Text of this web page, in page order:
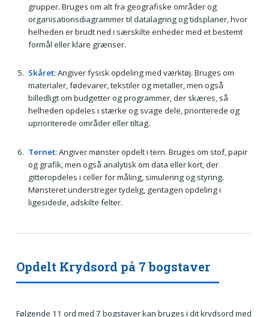
grupper. Bruges om alt fra geografiske områder og
organisationsdiagrammer til datalagring og tidsplaner, hvor
helheden er brudt ned i særskilte enheder med et bestemt
formål eller klare grænser.
Skåret: Angiver fysisk opdeling med værktøj. Bruges om
materialer, fødevarer, tekstiler og metaller, men også
billedligt om budgetter og programmer, der skæres, så
helheden opdeles i stærke og svage dele, prioriterede og
uprioriterede områder eller tiltag.
Ternet: Angiver mønster opdelt i tern. Bruges om stof, papir
og grafik, men også analytisk om data eller kort, der
gitteropdeles i celler for måling, simulering og styring.
Mønsteret understreger tydelig, gentagen opdeling i
ligesidede, adskilte felter.
Opdelt Krydsord på 7 bogstaver
Følgende 11 ord med 7 bogstaver kan bruges i dit krydsord med